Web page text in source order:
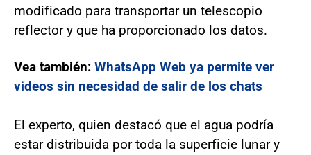
modificado para transportar un telescopio
reflector y que ha proporcionado los datos.
Vea también: WhatsApp Web ya permite ver
videos sin necesidad de salir de los chats
El experto, quien destacó que el agua podría
estar distribuida por toda la superficie lunar y